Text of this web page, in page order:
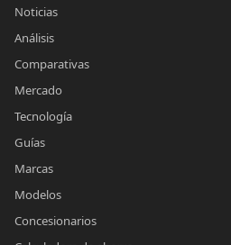
Noticias
Análisis
Comparativas
Mercado
Tecnología
Guías
Marcas
Modelos
Concesionarios